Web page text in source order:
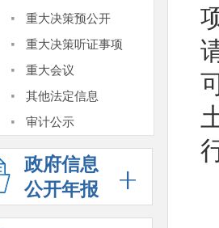
· 重大决策预公开
· 重大决策听证事项
· 重大会议
· 其他法定信息
· 审计公示
政府信息
公开年报